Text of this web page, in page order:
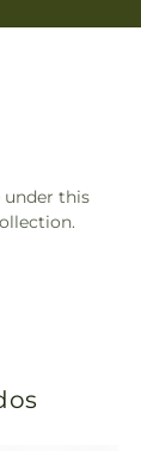
under this